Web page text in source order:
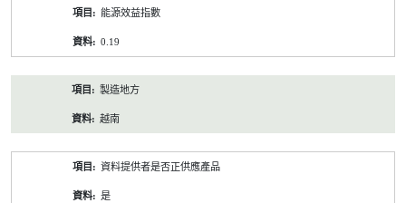
能源效益指數
0.19
製造地方
越南
資料提供者是否正供應產品
是